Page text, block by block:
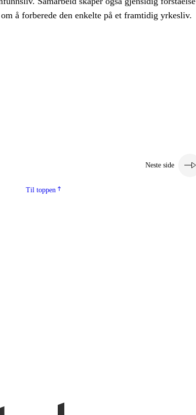
å forberede den enkelte på et framtidig yrkesliv.
Neste side
Til toppen